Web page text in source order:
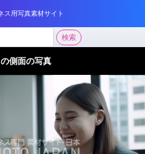
ス用写真素材サイト
検索
側面の写真